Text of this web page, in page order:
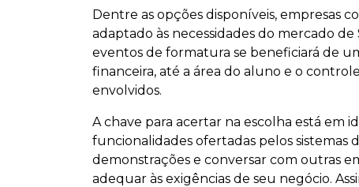
Dentre as opções disponíveis, empresas
adaptado às necessidades do mercado
eventos de formatura se beneficiará de
financeira, até a área do aluno e o
envolvidos.
A chave para acertar na escolha está em
funcionalidades ofertadas pelos sistemas
demonstrações e conversar com outras
adequar às exigências de seu negócio.